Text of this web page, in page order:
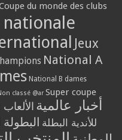
du monde des clubs
nationale
Jeux
National A
National B dames
classé @ar Super coupe
أخبار عالمية الألعاب
للأندية البطلة